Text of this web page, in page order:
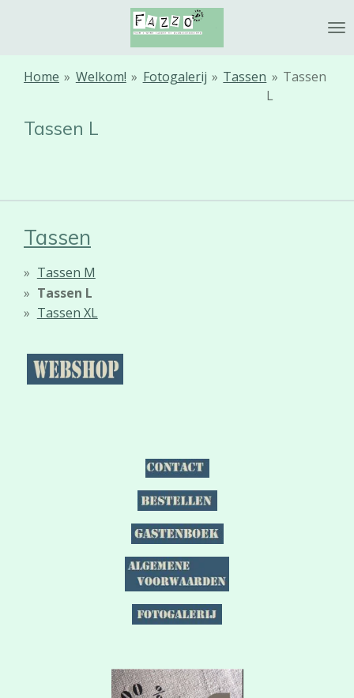
Home » Welkom! » Fotogalerij » Tassen » Tassen
L
Tassen L
Tassen
Tassen M
Tassen L
Tassen XL